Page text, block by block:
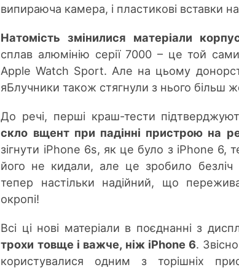
випираюча камера, і пластикові вставки
Натомість змінилися матеріали
сплав алюмінію серії 7000 – це той
Apple Watch Sport. Але на цьому
яБлучники також стягнули з нього більш
До речі, перші краш-тести
скло вщент при падінні пристрою на
зігнути iPhone 6s, як це було з iPhone 6,
його не кидали, але це зробило безліч
тепер настільки надійний, що
окропі!
Всі ці нові матеріали в поєднанні з
трохи товще і важче, ніж iPhone 6.
користувалися одним з торішніх